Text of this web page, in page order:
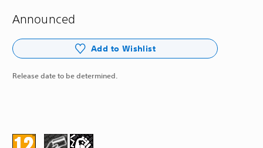
Announced
Add to Wishlist
Release date to be determined.